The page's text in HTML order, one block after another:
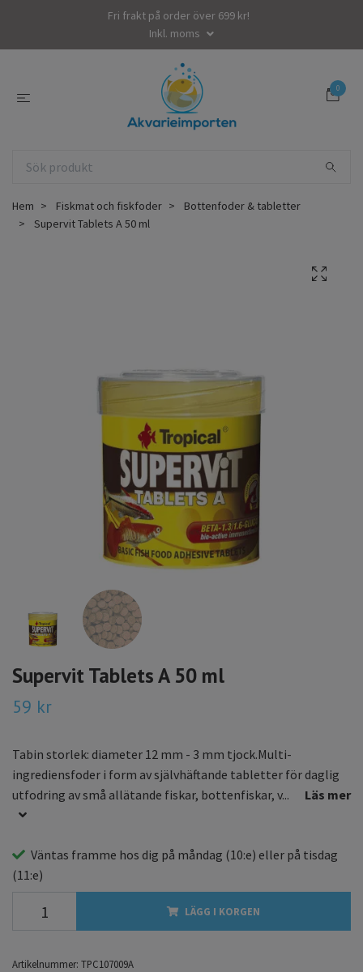
Fri frakt på order över 699 kr!
Inkl. moms
0
Hem Fiskmat och fiskfoder
Bottenfoder & tabletter
Supervit Tablets A 50 ml
Supervit Tablets A 50 ml
59 kr
Tabin storlek: diameter 12 mm - 3 mm tjock.Multi-
ingrediensfoder i form av självhäftande tabletter för daglig
utfodring av små allätande fiskar, bottenfiskar, v...
Läs mer
Väntas framme hos dig på måndag (10:e) eller på tisdag
(11:e)
LÄGG I KORGEN
Artikelnummer: TPC107009A